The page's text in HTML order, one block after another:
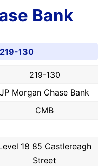
Bank
130
219-130
JP Morgan Chase Bank
CMB
18 85 Castlereagh
Street